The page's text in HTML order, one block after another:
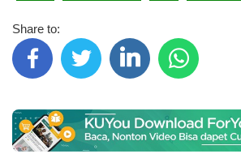
Share to: